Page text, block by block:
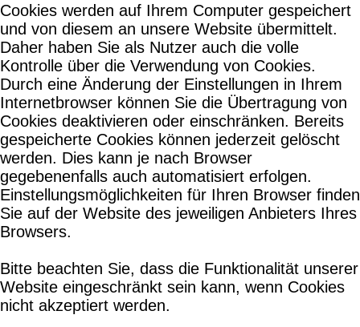
Cookies werden auf Ihrem Computer gespeichert
und von diesem an unsere Website übermittelt.
Daher haben Sie als Nutzer auch die volle
Kontrolle über die Verwendung von Cookies.
Durch eine Änderung der Einstellungen in Ihrem
Internetbrowser können Sie die Übertragung von
Cookies deaktivieren oder einschränken. Bereits
gespeicherte Cookies können jederzeit gelöscht
werden. Dies kann je nach Browser
gegebenenfalls auch automatisiert erfolgen.
Einstellungsmöglichkeiten für Ihren Browser finden
Sie auf der Website des jeweiligen Anbieters Ihres
Browsers.
Bitte beachten Sie, dass die Funktionalität unserer
Website eingeschränkt sein kann, wenn Cookies
nicht akzeptiert werden.